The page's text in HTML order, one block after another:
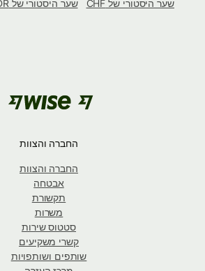
שער היסטורי של CHF
שער היסטורי של IDR
החברה והצוות
החברה והצוות
אבטחה
תקשורת
משרות
סטטוס שירות
קשרי משקיעים
שותפים ושותפויות